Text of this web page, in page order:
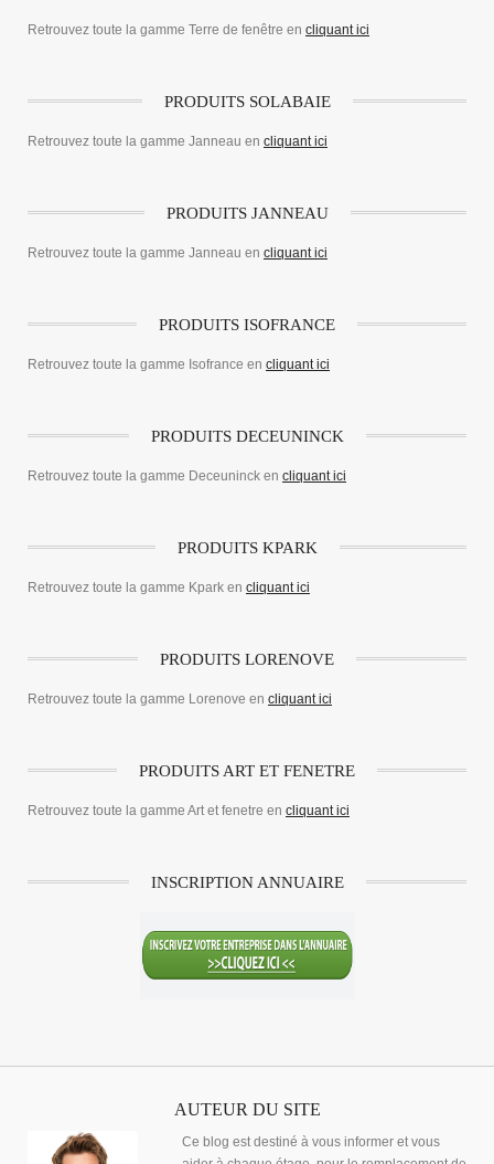
Retrouvez toute la gamme Terre de fenêtre en cliquant ici
PRODUITS SOLABAIE
Retrouvez toute la gamme Janneau en cliquant ici
PRODUITS JANNEAU
Retrouvez toute la gamme Janneau en cliquant ici
PRODUITS ISOFRANCE
Retrouvez toute la gamme Isofrance en cliquant ici
PRODUITS DECEUNINCK
Retrouvez toute la gamme Deceuninck en cliquant ici
PRODUITS KPARK
Retrouvez toute la gamme Kpark en cliquant ici
PRODUITS LORENOVE
Retrouvez toute la gamme Lorenove en cliquant ici
PRODUITS ART ET FENETRE
Retrouvez toute la gamme Art et fenetre en cliquant ici
INSCRIPTION ANNUAIRE
AUTEUR DU SITE
Ce blog est destiné à vous informer et vous